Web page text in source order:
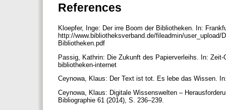
References
Kloepfer, Inge: Der irre Boom der Bibliotheken. In:
http://www.bibliotheksverband.de/fileadmin/user_upload/
Bibliotheken.pdf
Passig, Kathrin: Die Zukunft des Papierverleihs. In:
bibliotheken-internet
Ceynowa, Klaus: Der Text ist tot. Es lebe das Wissen.
Ceynowa, Klaus: Digitale Wissenswelten –
Bibliographie 61 (2014), S. 236–239.